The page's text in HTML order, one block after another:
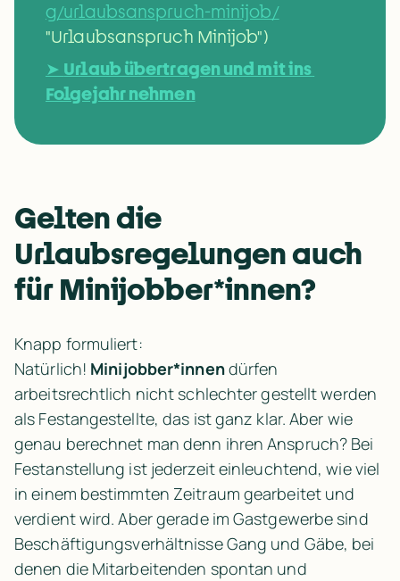
g/urlaubsanspruch-minijob/
"Urlaubsanspruch Minijob")
➤ Urlaub übertragen und mit ins
Folgejahr nehmen
Gelten die
Urlaubsregelungen auch
für Minijobber*innen?
Knapp formuliert:
Natürlich! Minijobber*innen dürfen
arbeitsrechtlich nicht schlechter gestellt werden
als Festangestellte, das ist ganz klar. Aber wie
genau berechnet man denn ihren Anspruch? Bei
Festanstellung ist jederzeit einleuchtend, wie viel
in einem bestimmten Zeitraum gearbeitet und
verdient wird. Aber gerade im Gastgewerbe sind
Beschäftigungsverhältnisse Gang und Gäbe, bei
denen die Mitarbeitenden spontan und